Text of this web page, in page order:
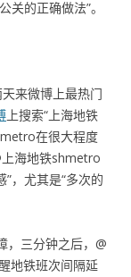
关的正确做法”。
来微博上最热门
上搜索“上海地铁
在很大程度
上海地铁shmetro
，尤其是“多次的
，三分钟之后，@
地铁班次间隔延